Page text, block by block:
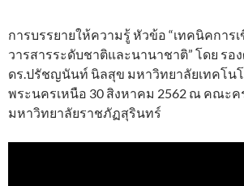
การบรรยายให้ความรู้ หัวข้อ “เทคนิคการ
วารสารระดับชาติและนานาชาติ” โดย รอ
ดร.ปรัชญนันท์ นิลสุข มหาวิทยาลัยเทคโน
พระนครเหนือ 30 สิงหาคม 2562 ณ คณะค
มหาวิทยาลัยราชภัฏสุรินทร์